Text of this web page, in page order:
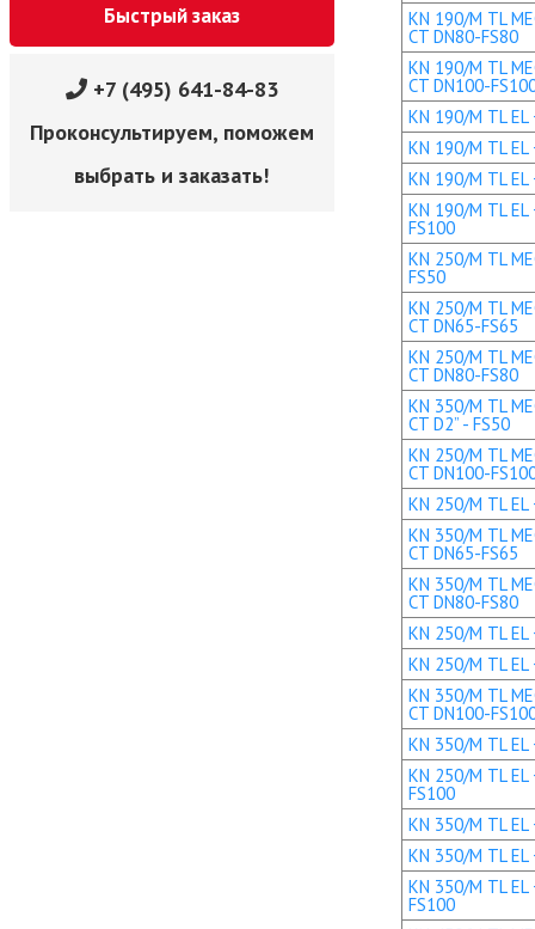
Быстрый заказ
+7 (495) 641-84-83
Проконсультируем, поможем
выбрать и заказать!
KN 190/M TL
CT DN80-FS80
KN 190/M TL
CT DN100-
KN 190/M TL EL
KN 190/M TL EL
KN 190/M TL EL
KN 190/M TL EL
FS100
KN 250/M TL
FS50
KN 250/M TL
CT DN65-FS65
KN 250/M TL
CT DN80-FS80
KN 350/M TL
CT D2” - FS50
KN 250/M TL
CT DN100-
KN 250/M TL EL
KN 350/M TL
CT DN65-FS65
KN 350/M TL
CT DN80-FS80
KN 250/M TL EL
KN 250/M TL EL
KN 350/M TL
CT DN100-
KN 350/M TL EL
KN 250/M TL EL
FS100
KN 350/M TL EL
KN 350/M TL EL
KN 350/M TL EL
FS100